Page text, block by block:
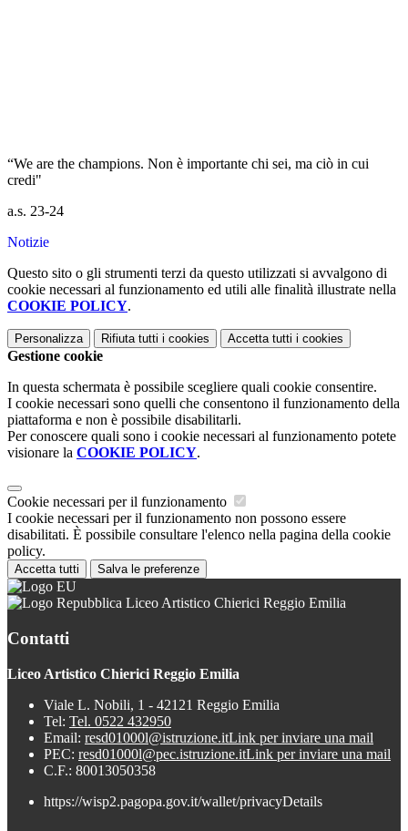
“We are the champions. Non è importante chi sei, ma ciò in cui
credi"
a.s. 23-24
Notizie
Questo sito o gli strumenti terzi da questo utilizzati si avvalgono di
cookie necessari al funzionamento ed utili alle finalità illustrate nella
COOKIE POLICY.
Personalizza Rifiuta tutti i cookies Accetta tutti i cookies
Gestione cookie
In questa schermata è possibile scegliere quali cookie consentire.
I cookie necessari sono quelli che consentono il funzionamento della
piattaforma e non è possibile disabilitarli.
Per conoscere quali sono i cookie necessari al funzionamento potete
visionare la COOKIE POLICY.
Cookie necessari per il funzionamento
I cookie necessari per il funzionamento non possono essere
disabilitati. È possibile consultare l'elenco nella pagina della cookie
policy.
Accetta tutti Salva le preferenze
Liceo Artistico Chierici Reggio Emilia
Contatti
Liceo Artistico Chierici Reggio Emilia
Viale L. Nobili, 1 - 42121 Reggio Emilia
Tel: Tel. 0522 432950
Email: resd01000l@istruzione.itLink per inviare una mail
PEC: resd01000l@pec.istruzione.itLink per inviare una mail
C.F.: 80013050358
https://wisp2.pagopa.gov.it/wallet/privacyDetails